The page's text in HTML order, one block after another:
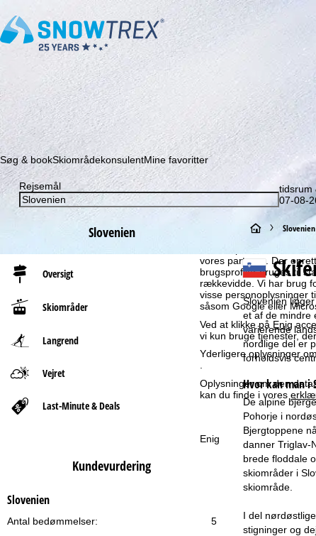
Henvisning til cookies
vores partnere. Der
brugsprofiler bruges til
rækkevidde. Vi har brug
visse personoplysninger
såsom Google eller
Ved at klikke på Enig
vi kun bruge tjenester,
Yderligere oplysninger
Oplysninger om den
kan du finde i vores
Enig
Abonner på vores nyhedsbrev, og gå aldrig mere
Søg & bookSkiområdekonsulentMine favoritter
Rejsemål
tidsrum
07-08-
Slovenien
Oversigt
Skiområder
Langrend
Vejret
Last-Minute & Deals
Kundevurdering
Slovenien
5
Antal bedømmelser:
S
t
a
r
t
i
d
e
Slovenien
Slovenien
et af de mindre
varierende
nordlige del er
forholdsvis
Hvor kan man i
De alpine
Pohorje i
Bjergtoppene
danner Triglav-
brede floddale
skiområder i
skiområde.
I del
stigninger og